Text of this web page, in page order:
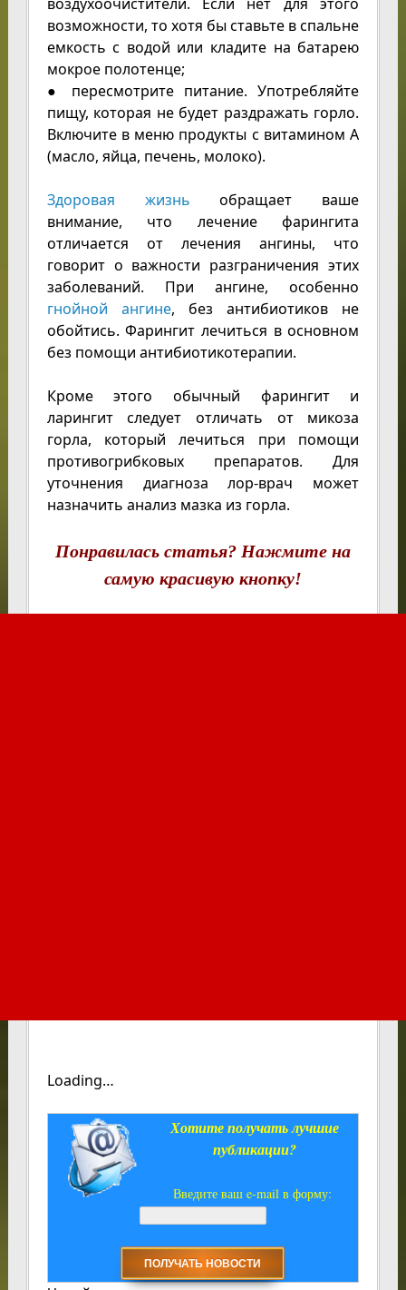
возможности, то хотя бы ставьте в спальне
емкость с водой или кладите на батарею
мокрое полотенце;
● пересмотрите питание. Употребляйте
пищу, которая не будет раздражать горло.
Включите в меню продукты с витамином А
(масло, яйца, печень, молоко).
Здоровая жизнь обращает ваше
внимание, что лечение фарингита
отличается от лечения ангины, что
говорит о важности разграничения этих
заболеваний. При ангине, особенно
гнойной ангине, без антибиотиков не
обойтись. Фарингит лечиться в основном
без помощи антибиотикотерапии.
Кроме этого обычный фарингит и
ларингит следует отличать от микоза
горла, который лечиться при помощи
противогрибковых препаратов. Для
уточнения диагноза лор-врач может
назначить анализ мазка из горла.
Понравилась статья? Нажмите на
самую красивую кнопку!
Loading…
Хотите получать лучшие
публикации?
Введите ваш e-mail в форму: